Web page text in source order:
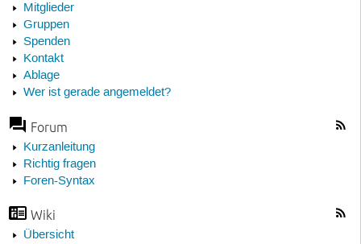
Mitglieder
Gruppen
Spenden
Kontakt
Ablage
Wer ist gerade angemeldet?
Forum
Kurzanleitung
Richtig fragen
Foren-Syntax
Wiki
Übersicht